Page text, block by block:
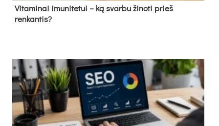
Vitaminai imunitetui – ką svarbu žinoti prieš
renkantis?